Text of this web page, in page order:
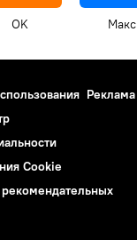
OK Макс
Реклама
Cookie